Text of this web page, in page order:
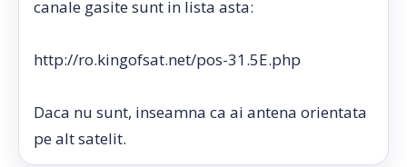
canale gasite sunt in lista asta:
http://ro.kingofsat.net/pos-31.5E.php
Daca nu sunt, inseamna ca ai antena orientata
pe alt satelit.